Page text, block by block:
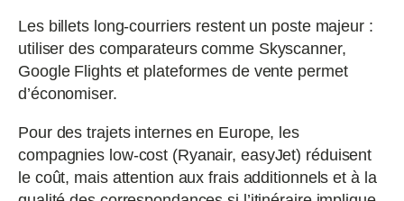
Les billets long-courriers restent un poste majeur :
utiliser des comparateurs comme Skyscanner,
Google Flights et plateformes de vente permet
d’économiser.
Pour des trajets internes en Europe, les
compagnies low-cost (Ryanair, easyJet) réduisent
le coût, mais attention aux frais additionnels et à la